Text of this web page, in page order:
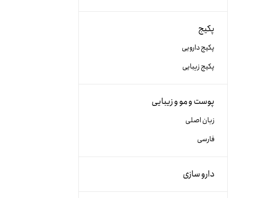
پکیج
پکیج دارویی
پکیج زیبایی
پوست و مو و زیبایی
زبان اصلی
فارسی
دارو سازی